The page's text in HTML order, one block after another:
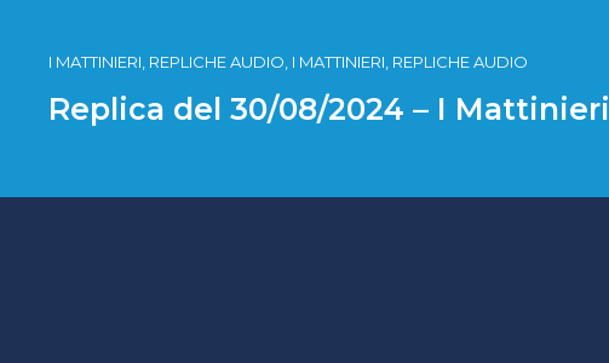
I MATTINIERI, REPLICHE AUDIO, I MATTINIERI, REPLICHE AUDIO
Replica del 30/08/2024 – I Mattinieri